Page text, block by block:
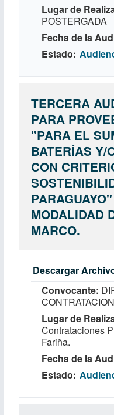
Lugar de
POSTERGADA
Fecha de la
Estado
TERCERA
PARA
''PARA EL
BATERÍAS Y/
CON
MODALIDAD
MARCO.
Descargar
Convocante
Lugar de
Contrataciones
Fariña.
Fecha de la
Estado